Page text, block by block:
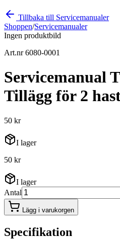
Tillbaka till Servicemanualer
Shoppen/Servicemanualer
Ingen produktbild
Art.nr 6080-0001
Servicemanual
Tillägg för 2
50 kr
I lager
50 kr
I lager
Antal
Lägg i varukorgen
Specifikation